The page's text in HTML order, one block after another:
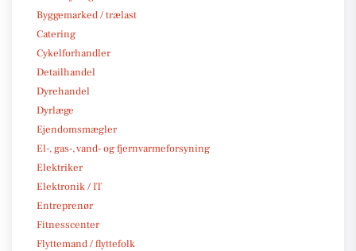
Byggemarked / trælast
Catering
Cykelforhandler
Detailhandel
Dyrehandel
Dyrlæge
Ejendomsmægler
El-, gas-, vand- og fjernvarmeforsyning
Elektriker
Elektronik / IT
Entreprenør
Fitnesscenter
Flyttemand / flyttefolk